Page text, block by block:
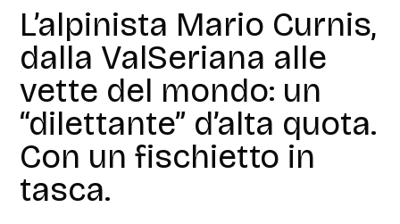
L’alpinista Mario Curnis,
dalla ValSeriana alle
vette del mondo: un
“dilettante” d’alta quota.
Con un fischietto in
tasca.